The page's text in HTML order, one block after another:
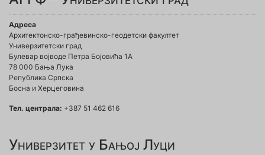
Адреса
Архитектонско-грађевинско-геодетски факултет
Универзитетски град
Булевар војводе Петра Бојовића 1A
78 000 Бања Лука
Република Српска
Босна и Херцеговина
Тел. централа: +387 51 462 616
Универзитет у Бањој Луци